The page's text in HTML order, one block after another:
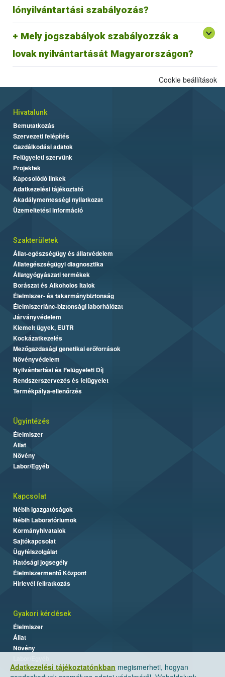
lónyilvántartási szabályozás?
megfeleltetése jelenleg zajlik.
Mely jogszabályok szabályozzák a
lovak nyilvántartását Magyarországon?
64/2003 (VI. 16.) FVM rendelet az egyes állatfajok
Egységes Nyilvántartási és Azonosítási Rendszeréről.
Adatkezelési tájékoztatónkban megismerheti, hogyan
Cookie beállítások
Hivatalunk
Bemutatkozás
Szervezeti felépítés
Gazdálkodási adatok
Felügyeleti szervünk
Projektek
Kapcsolódó linkek
Adatkezelési tájékoztató
Akadálymentességi nyilatkozat
Üzemeltetési információ
Szakterületek
Állat-egészségügy és állatvédelem
Állategészségügyi diagnosztika
Állatgyógyászati termékek
Borászat és Alkoholos Italok
Élelmiszer- és takarmánybiztonság
Élelmiszerlánc-biztonsági laborhálózat
Járványvédelem
Kiemelt ügyek, EUTR
Kockázatkezelés
Mezőgazdasági genetikai erőforrások
Növényvédelem
Nyilvántartási és Felügyeleti Díj
Rendszerszervezés és felügyelet
Termékpálya-ellenőrzés
Ügyintézés
Élelmiszer
Állat
Növény
Labor/Egyéb
Kapcsolat
Nébih Igazgatóságok
Nébih Laboratóriumok
Kormányhivatalok
Sajtókapcsolat
Ügyfélszolgálat
Hatósági jogsegély
Élelmiszermentő Központ
Hírlevél feliratkozás
Gyakori kérdések
Élelmiszer
Állat
Növény